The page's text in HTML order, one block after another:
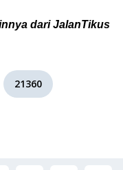
dari JalanTikus
21360